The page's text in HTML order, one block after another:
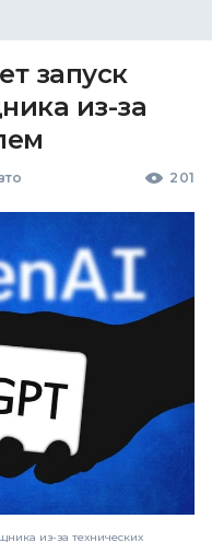
запуск
из-за
201
из-за технических